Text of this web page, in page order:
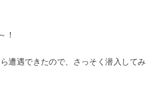
！
遭遇できたので、さっそく潜入してみ